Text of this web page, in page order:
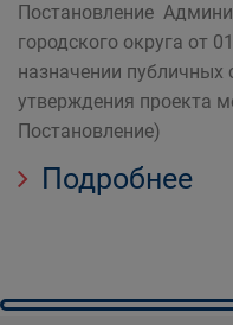
Постановление
городского округа от
назначении публичных
утверждения проекта
Постановление)
Подробнее